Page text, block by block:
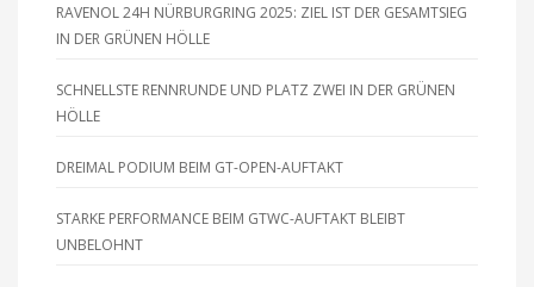
RAVENOL 24H NÜRBURGRING 2025: ZIEL IST DER GESAMTSIEG
IN DER GRÜNEN HÖLLE
SCHNELLSTE RENNRUNDE UND PLATZ ZWEI IN DER GRÜNEN
HÖLLE
DREIMAL PODIUM BEIM GT-OPEN-AUFTAKT
STARKE PERFORMANCE BEIM GTWC-AUFTAKT BLEIBT
UNBELOHNT